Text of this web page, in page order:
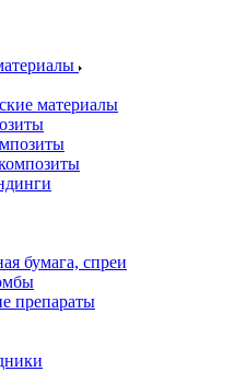
материалы
бумага, спреи
препараты